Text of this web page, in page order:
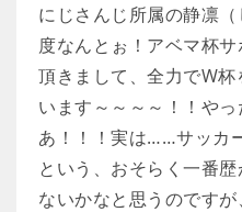
にじさんじ所属の静凛
度なんとぉ！アベマ杯
頂きまして、全力でW
います～～～～！！や
あ！！！実は……サッカ
という、おそらく一番
ないかなと思うのです